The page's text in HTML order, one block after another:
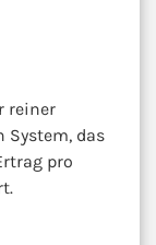
reiner
System, das
pro